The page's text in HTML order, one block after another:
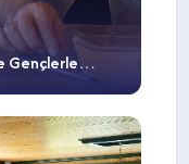
Gençlerle